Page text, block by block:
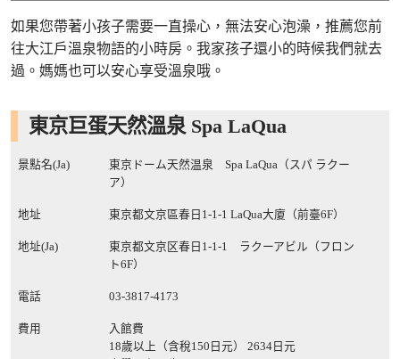
如果您帶著小孩子需要一直操心，無法安心泡澡，推薦您前
往大江戶溫泉物語的小時房。我家孩子還小的時候我們就去
過。媽媽也可以安心享受溫泉哦。
東京巨蛋天然溫泉 Spa LaQua
景點名(Ja)
東京ドーム天然温泉 Spa LaQua（スパ ラクー
ア）
地址 東京都文京區春日1-1-1 LaQua大廈（前臺6F）
地址(Ja)
東京都文京区春日1-1-1 ラクーアビル（フロン
ト6F）
電話 03-3817-4173
費用
入館費
18歲以上（含稅150日元） 2634日元